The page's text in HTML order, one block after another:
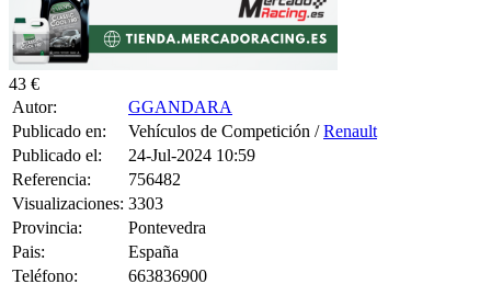
43 €
Autor:
GGANDARA
Publicado en:
Vehículos de Competición /Renault
Publicado el:
24-Jul-2024 10:59
Referencia:
756482
Visualizaciones: 3303
Provincia:
Pontevedra
Pais:
España
Teléfono:
663836900